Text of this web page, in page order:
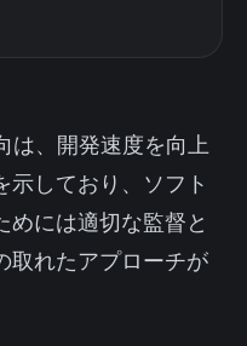
は、開発速度を向上
示しており、ソフト
めには適切な監督と
取れたアプローチが